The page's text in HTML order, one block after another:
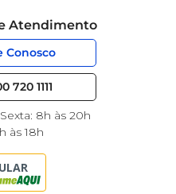
Atendimento
Conosco
720 1111
8h às 20h
às 18h